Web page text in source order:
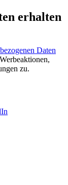
erhalten
Daten
zu.